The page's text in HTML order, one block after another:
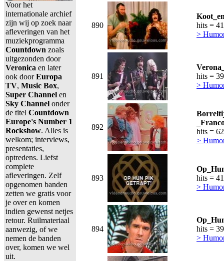
Voor het
internationale archief
zijn wij op zoek naar
afleveringen van het
muziekprogramma
Countdown zoals
uitgezonden door
Veronica en later
ook doorEuropa
TV, Music Box,
Super Channel en
Sky Channel onder
de titel Countdown
Europe's Number 1
Rockshow. Alles is
welkom; interviews,
presentaties,
optredens. Liefst
complete
afleveringen. Zelf
opgenomen banden
zetten we gratis voor
je over en komen
indien gewenst netjes
retour. Ruilmateriaal
aanwezig, of we
nemen de banden
over, komen we wel
uit.
890
hits =
>
891
hits =
>
892
hits =
>
893
hits =
>
894
hits =
>